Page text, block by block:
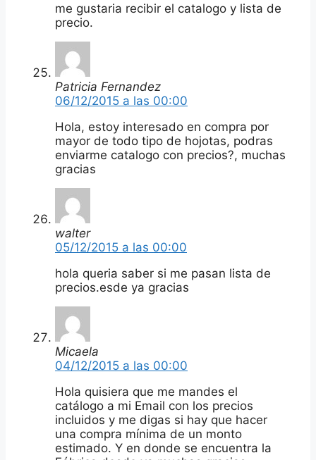
me gustaria recibir el catalogo y lista de
precio.
Patricia Fernandez
06/12/2015 a las 00:00
Hola, estoy interesado en compra por
mayor de todo tipo de hojotas, podras
enviarme catalogo con precios?, muchas
gracias
walter
05/12/2015 a las 00:00
hola queria saber si me pasan lista de
precios.esde ya gracias
Micaela
04/12/2015 a las 00:00
Hola quisiera que me mandes el
catálogo a mi Email con los precios
incluidos y me digas si hay que hacer
una compra mínima de un monto
estimado. Y en donde se encuentra la